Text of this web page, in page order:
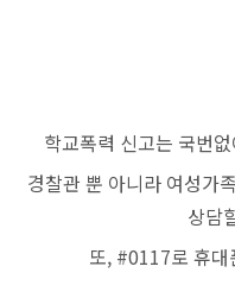
학교폭력 신고는 국번없
경찰관 뿐 아니라 여성가
상담
또, #0117로 휴